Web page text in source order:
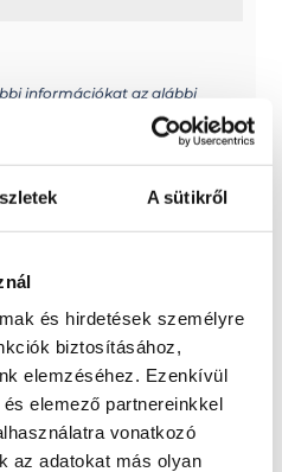
A sütikről
és hirdetések személyre
biztosításához,
elemzéséhez. Ezenkívül
elemező partnereinkkel
vonatkozó
az adatokat más olyan
információkat az alábbi
?lang=en